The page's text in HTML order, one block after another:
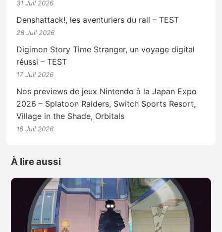
31 Juil 2026
Denshattack!, les aventuriers du rail – TEST
28 Juil 2026
Digimon Story Time Stranger, un voyage digital
réussi – TEST
17 Juil 2026
Nos previews de jeux Nintendo à la Japan Expo
2026 – Splatoon Raiders, Switch Sports Resort,
Village in the Shade, Orbitals
16 Juil 2026
À lire aussi